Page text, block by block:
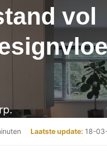
vol
Laatste update: 18-